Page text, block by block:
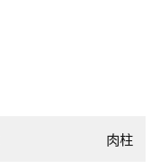
肉柱